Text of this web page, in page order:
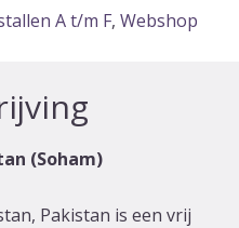
A t/m F, Webshop
(Soham)
Pakistan is een vrij